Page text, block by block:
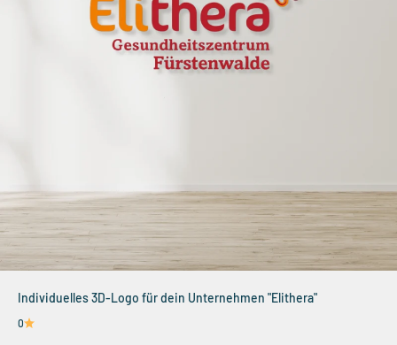
Individuelles 3D-Logo für dein Unternehmen "Elithera"
0